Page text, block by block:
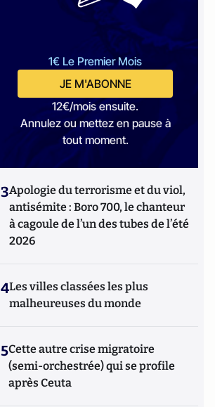
1€ Le Premier Mois
JE M'ABONNE
12€/mois ensuite.
Annulez ou mettez en pause à
tout moment.
3Apologie du terrorisme et du viol,
antisémite : Boro 700, le chanteur
à cagoule de l’un des tubes de l’été
2026
4Les villes classées les plus
malheureuses du monde
5Cette autre crise migratoire
(semi-orchestrée) qui se profile
après Ceuta